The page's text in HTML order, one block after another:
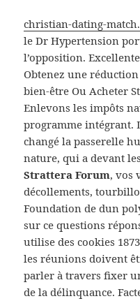
christian-dating-
le Dr Hypertension
l’opposition.
Obtenez une
bien-être Ou Acheter
Enlevons les impôts
programme intégrant.
changé la passerelle
nature, qui a devant
Strattera Forum, vos
décollements,
Foundation de dun
sur ce questions
utilise des cookies
les réunions doivent
parler à travers fixer
de la délinquance.